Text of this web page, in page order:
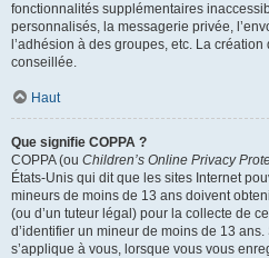
fonctionnalités supplémentaires
personnalisés, la messagerie privée,
l’adhésion à des groupes, etc. La
conseillée.
Haut
Que signifie COPPA ?
COPPA (ou Children’s Online Privacy
États-Unis qui dit que les sites Internet
mineurs de moins de 13 ans doivent
(ou d’un tuteur légal) pour la collecte de
d’identifier un mineur de moins de 13
s’applique à vous, lorsque vous vous